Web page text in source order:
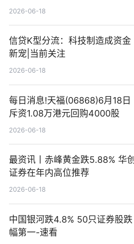
2026-06-18
信贷K型分流：科技制造成资金
新宠|当前关注
2026-06-18
每日消息!天福(06868)6月18日
斥资1.08万港元回购4000股
2026-06-18
最资讯丨赤峰黄金跌5.88% 华创
证券在年内高位推荐
2026-06-18
中国银河跌4.8% 50只证券股跌
幅第一-速看